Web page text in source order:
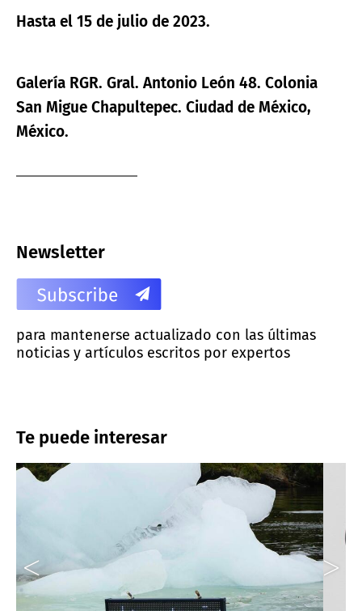
Hasta el 15 de julio de 2023.
Galería RGR. Gral. Antonio León 48. Colonia
San Migue Chapultepec. Ciudad de México,
México.
Newsletter
para mantenerse actualizado con las últimas
noticias y artículos escritos por expertos
Te puede interesar